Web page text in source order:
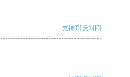
支持[0] 反对[0]